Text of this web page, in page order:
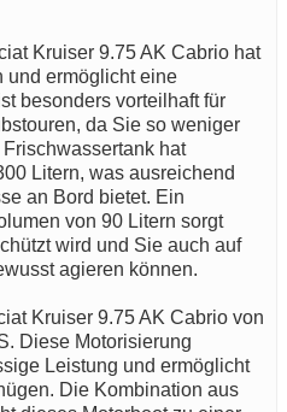
Kruiser 9.75 AK Cabrio hat
und ermöglicht eine
besonders vorteilhaft für
da Sie so weniger
hat
Litern, was ausreichend
an Bord bietet. Ein
von 90 Litern sorgt
wird und Sie auch auf
agieren können.
Kruiser 9.75 AK Cabrio von
Diese Motorisierung
Leistung und ermöglicht
Die Kombination aus